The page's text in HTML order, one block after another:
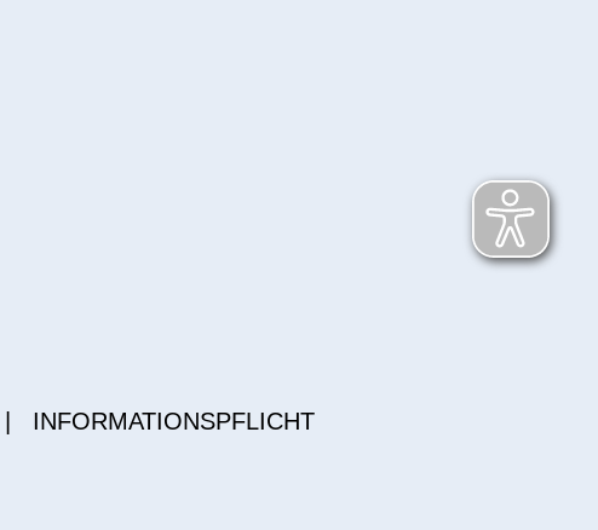
INFORMATIONSPFLICHT